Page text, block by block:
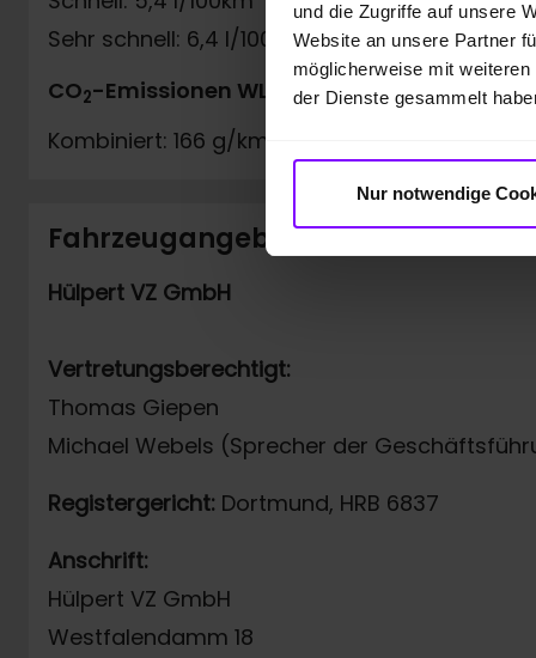
und die Zugriffe auf unsere
Website an unsere Partner
möglicherweise mit
der Dienste gesammelt
Nur notwendige
Sehr schnell: 6,4 l/100km
CO2-Emissionen WLTP
Kombiniert: 166 g/km
Fahrzeugangebot der Hülpert VZ
Hülpert VZ GmbH
Vertretungsberechtigt:
Thomas Giepen
Michael Webels (Sprecher der
Registergericht: Dortmund, HRB 6837
Anschrift:
Hülpert VZ GmbH
Westfalendamm 18